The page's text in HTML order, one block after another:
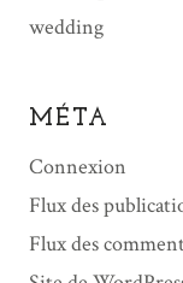
wedding
MÉTA
Connexion
Flux des
Flux des